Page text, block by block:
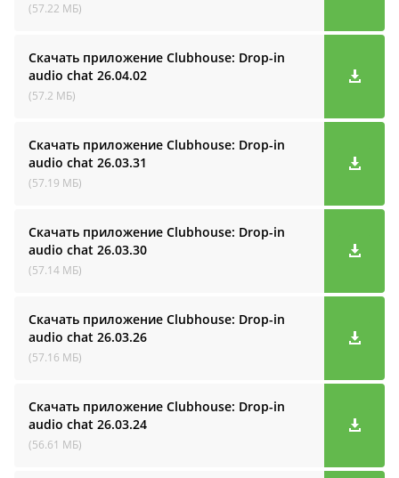
(57.22 МБ)
Скачать приложение Clubhouse: Drop-in
audio cha‪t 26.04.02
(57.2 МБ)
Скачать приложение Clubhouse: Drop-in
audio cha‪t 26.03.31
(57.19 МБ)
Скачать приложение Clubhouse: Drop-in
audio cha‪t 26.03.30
(57.14 МБ)
Скачать приложение Clubhouse: Drop-in
audio cha‪t 26.03.26
(57.16 МБ)
Скачать приложение Clubhouse: Drop-in
audio cha‪t 26.03.24
(56.61 МБ)